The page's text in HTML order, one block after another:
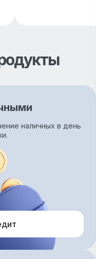
наличных в день